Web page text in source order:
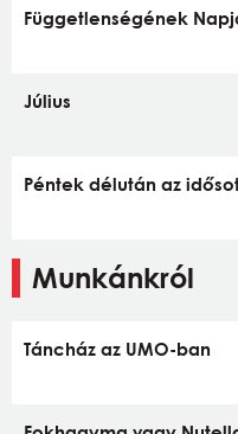
Függetlenségének
Július
Péntek délután az
Munkánkról
Táncház az UMO-ban